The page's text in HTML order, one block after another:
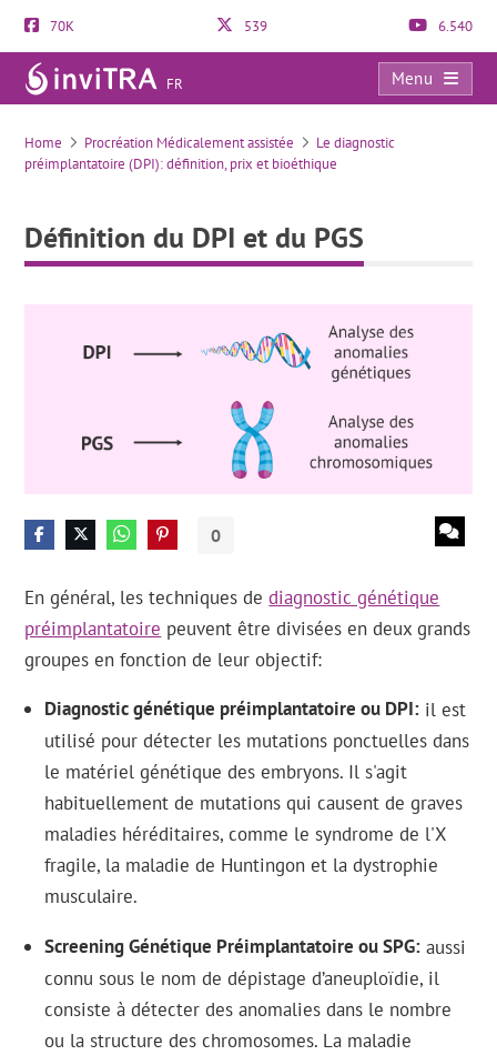
70K 539 6.540
FR
Menu
Définition du DPI et du PGS
Home Procréation Médicalement assistée
Le diagnostic
préimplantatoire (DPI): définition, prix et bioéthique
Définition du DPI et du PGS
0
En général, les techniques dediagnostic génétique
préimplantatoire peuvent être divisées en deux grands
groupes en fonction de leur objectif:
Diagnostic génétique préimplantatoire ou DPI il est
utilisé pour détecter les mutations ponctuelles dans
le matériel génétique des embryons. Il s'agit
habituellement de mutations qui causent de graves
maladies héréditaires, comme le syndrome de l'X
fragile, la maladie de Huntingon et la dystrophie
musculaire.
Screening Génétique Préimplantatoire ou SPG aussi
connu sous le nom de dépistage d’aneuploïdie, il
consiste à détecter des anomalies dans le nombre
ou la structure des chromosomes. La maladie